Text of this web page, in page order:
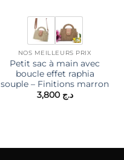
NOS MEILLEURS PRIX
Petit sac à main avec
boucle effet raphia
souple – Finitions marron
د.ج 3,800